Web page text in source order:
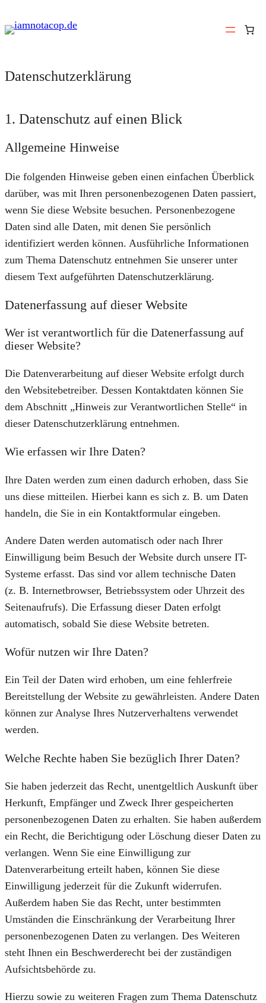
Inhalt
Datenschutzerklärung
1. Datenschutz auf einen Blick
Allgemeine Hinweise
Die folgenden Hinweise geben einen einfachen Überblick
darüber, was mit Ihren personenbezogenen Daten passiert,
wenn Sie diese Website besuchen. Personenbezogene
Daten sind alle Daten, mit denen Sie persönlich
identifiziert werden können. Ausführliche Informationen
zum Thema Datenschutz entnehmen Sie unserer unter
diesem Text aufgeführten Datenschutzerklärung.
Datenerfassung auf dieser Website
Wer ist verantwortlich für die Datenerfassung auf
dieser Website?
Die Datenverarbeitung auf dieser Website erfolgt durch
den Websitebetreiber. Dessen Kontaktdaten können Sie
dem Abschnitt „Hinweis zur Verantwortlichen Stelle“ in
dieser Datenschutzerklärung entnehmen.
Wie erfassen wir Ihre Daten?
Ihre Daten werden zum einen dadurch erhoben, dass Sie
uns diese mitteilen. Hierbei kann es sich z. B. um Daten
handeln, die Sie in ein Kontaktformular eingeben.
Andere Daten werden automatisch oder nach Ihrer
Einwilligung beim Besuch der Website durch unsere IT-
Systeme erfasst. Das sind vor allem technische Daten
(z. B. Internetbrowser, Betriebssystem oder Uhrzeit des
Seitenaufrufs). Die Erfassung dieser Daten erfolgt
automatisch, sobald Sie diese Website betreten.
Wofür nutzen wir Ihre Daten?
Ein Teil der Daten wird erhoben, um eine fehlerfreie
Bereitstellung der Website zu gewährleisten. Andere Daten
können zur Analyse Ihres Nutzerverhaltens verwendet
werden.
Welche Rechte haben Sie bezüglich Ihrer Daten?
Sie haben jederzeit das Recht, unentgeltlich Auskunft über
Herkunft, Empfänger und Zweck Ihrer gespeicherten
personenbezogenen Daten zu erhalten. Sie haben außerdem
ein Recht, die Berichtigung oder Löschung dieser Daten zu
verlangen. Wenn Sie eine Einwilligung zur
Datenverarbeitung erteilt haben, können Sie diese
Einwilligung jederzeit für die Zukunft widerrufen.
Außerdem haben Sie das Recht, unter bestimmten
Umständen die Einschränkung der Verarbeitung Ihrer
personenbezogenen Daten zu verlangen. Des Weiteren
steht Ihnen ein Beschwerderecht bei der zuständigen
Aufsichtsbehörde zu.
Hierzu sowie zu weiteren Fragen zum Thema Datenschutz